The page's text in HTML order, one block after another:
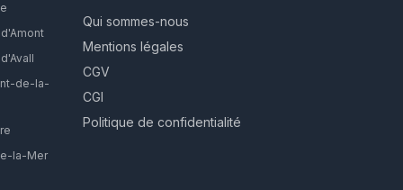
de-la-
la-Mer
Qui sommes-nous
Mentions légales
CGV
CGI
Politique de confidentialité